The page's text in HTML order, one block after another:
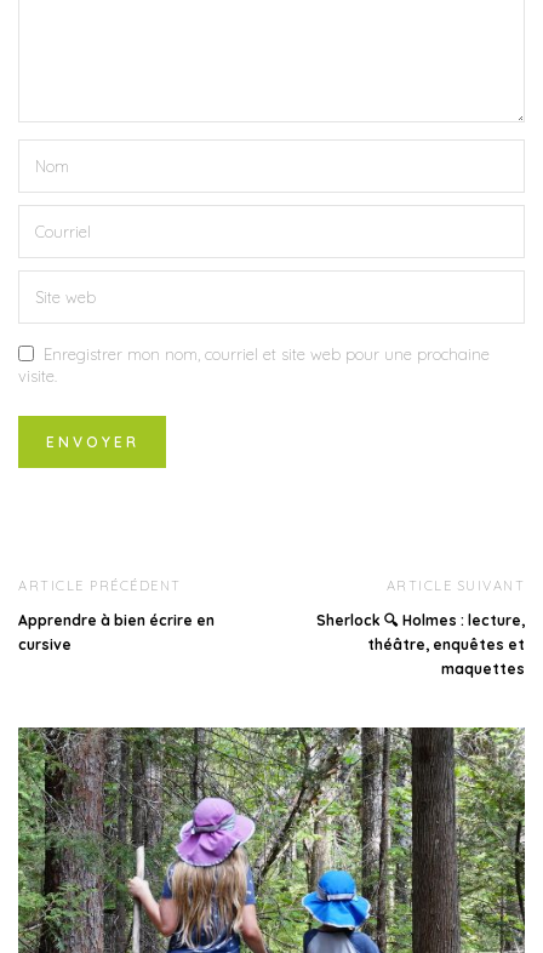
Enregistrer mon nom, courriel et site web pour une prochaine
visite.
ARTICLE PRÉCÉDENT
Apprendre à bien écrire en
cursive
ARTICLE SUIVANT
Sherlock 🔍 Holmes : lecture,
théâtre, enquêtes et
maquettes